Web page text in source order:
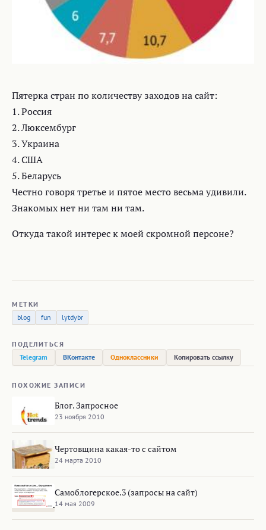
Пятерка стран по количеству заходов на сайт:
1. Россия
2. Люксембург
3. Украина
4. США
5. Беларусь
Честно говоря третье и пятое место весьма удивили.
Знакомых нет ни там ни там.
Откуда такой интерес к моей скромной персоне?
МЕТКИ
blog
fun lytdybr
ПОДЕЛИТЬСЯ
Telegram
ВКонтакте Одноклассники Копировать ссылку
ПОХОЖИЕ ЗАПИСИ
Блог. Запросное
23 ноября 2010
Чертовщина какая-то с сайтом
24 марта 2010
Самоблогерское.3 (запросы на сайт)
14 мая 2009